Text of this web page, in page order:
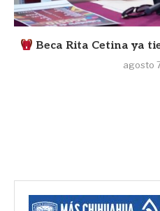
Beca Rita Cetina ya
agosto